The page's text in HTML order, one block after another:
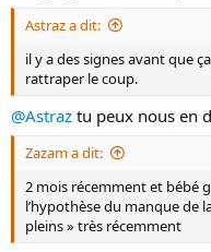
Astraz a dit:
il y a des signes avant que
rattraper le coup.
@Astraz tu peux nous en
Zazam a dit:
2 mois récemment et bébé
l’hypothèse du manque de
pleins » très récemment